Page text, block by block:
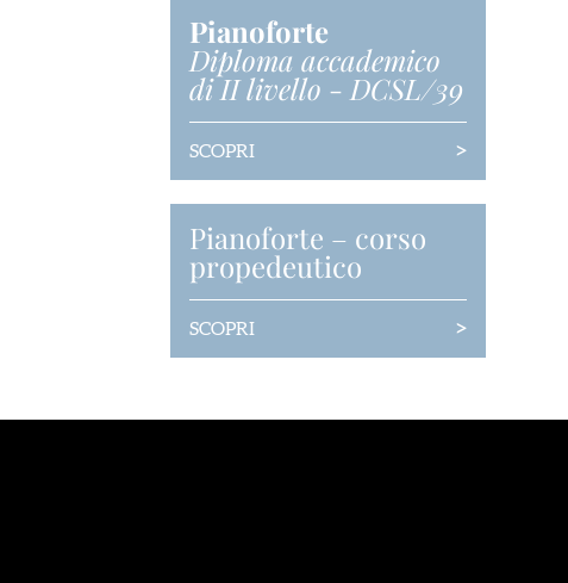
Pianoforte
Diploma accademico
di II livello - DCSL/39
SCOPRI >
Pianoforte – corso
propedeutico
SCOPRI >